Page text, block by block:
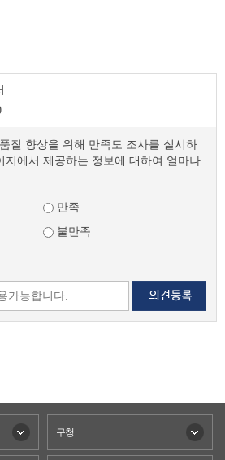
질 향상을 위해 만족도 조사를 실시하
지에서 제공하는 정보에 대하여 얼마나
만족
불만족
구청